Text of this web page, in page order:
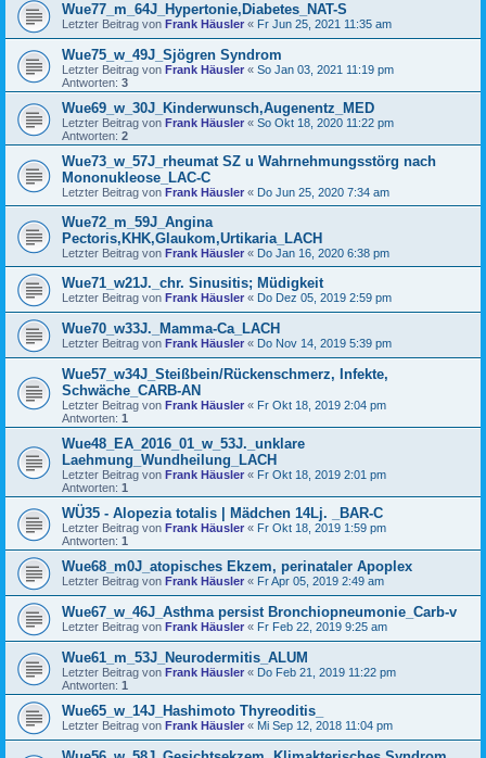
Wue77_m_64J_Hypertonie,Diabetes_NAT-S
Letzter Beitrag von Frank Häusler « Fr Jun 25, 2021 11:35 am
Wue75_w_49J_Sjögren Syndrom
Letzter Beitrag von Frank Häusler « So Jan 03, 2021 11:19 pm
Antworten: 3
Wue69_w_30J_Kinderwunsch,Augenentz_MED
Letzter Beitrag von Frank Häusler « So Okt 18, 2020 11:22 pm
Antworten: 2
Wue73_w_57J_rheumat SZ u Wahrnehmungsstörg nach
Mononukleose_LAC-C
Letzter Beitrag von Frank Häusler « Do Jun 25, 2020 7:34 am
Wue72_m_59J_Angina
Pectoris,KHK,Glaukom,Urtikaria_LACH
Letzter Beitrag von Frank Häusler « Do Jan 16, 2020 6:38 pm
Wue71_w21J._chr. Sinusitis; Müdigkeit
Letzter Beitrag von Frank Häusler « Do Dez 05, 2019 2:59 pm
Wue70_w33J._Mamma-Ca_LACH
Letzter Beitrag von Frank Häusler « Do Nov 14, 2019 5:39 pm
Wue57_w34J_Steißbein/Rückenschmerz, Infekte,
Schwäche_CARB-AN
Letzter Beitrag von Frank Häusler « Fr Okt 18, 2019 2:04 pm
Antworten: 1
Wue48_EA_2016_01_w_53J._unklare
Laehmung_Wundheilung_LACH
Letzter Beitrag von Frank Häusler « Fr Okt 18, 2019 2:01 pm
Antworten: 1
WÜ35 - Alopezia totalis | Mädchen 14Lj. _BAR-C
Letzter Beitrag von Frank Häusler « Fr Okt 18, 2019 1:59 pm
Antworten: 1
Wue68_m0J_atopisches Ekzem, perinataler Apoplex
Letzter Beitrag von Frank Häusler « Fr Apr 05, 2019 2:49 am
Wue67_w_46J_Asthma persist Bronchiopneumonie_Carb-v
Letzter Beitrag von Frank Häusler « Fr Feb 22, 2019 9:25 am
Wue61_m_53J_Neurodermitis_ALUM
Letzter Beitrag von Frank Häusler « Do Feb 21, 2019 11:22 pm
Antworten: 1
Wue65_w_14J_Hashimoto Thyreoditis_
Letzter Beitrag von Frank Häusler « Mi Sep 12, 2018 11:04 pm